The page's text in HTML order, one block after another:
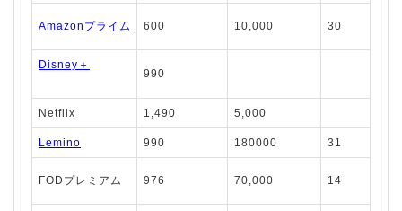
Amazonプライム 600 10,000 30
Disney＋
990
Netflix 1,490 5,000
Lemino 990 180000 31
FODプレミアム 976 70,000 14